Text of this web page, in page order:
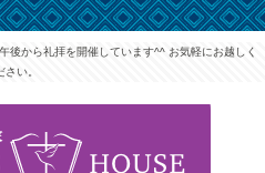
後から礼拝を開催しています^^ お気軽にお越しく
さい。